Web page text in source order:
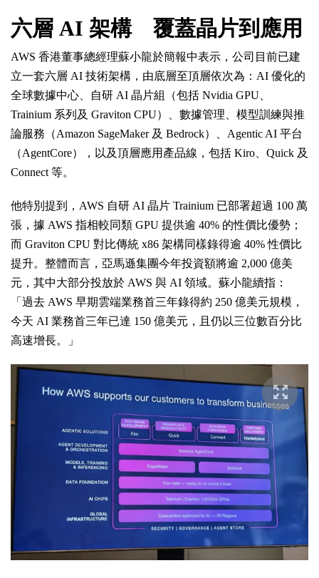
六層 AI 架構 覆蓋晶片到應用
AWS 香港董事總經理蘇小龍於簡報中表示，公司目前已建
立一套六層 AI 技術架構，由底層至頂層依次為：AI 優化的
全球數據中心、自研 AI 晶片組（包括 Nvidia GPU、
Trainium 系列及 Graviton CPU）、數據管理、模型訓練與推
論服務（Amazon SageMaker 及 Bedrock）、Agentic AI 平台
（AgentCore），以及頂層應用產品線，包括 Kiro、Quick 及
Connect 等。
他特別提到，AWS 自研 AI 晶片 Trainium 已部署超過 100 萬
張，據 AWS 指相較同類 GPU 提供逾 40% 的性價比優勢；
而 Graviton CPU 對比傳統 x86 架構同樣錄得逾 40% 性價比
提升。整體而言，亞馬遜集團今年投資額將逾 2,000 億美
元，其中大部分投放於 AWS 與 AI 領域。蘇小龍續指：
「過去 AWS 早期雲端業務首三年錄得約 250 億美元規模，
今天 AI 業務首三年已達 150 億美元，且仍以三位數百分比
高速增長。」